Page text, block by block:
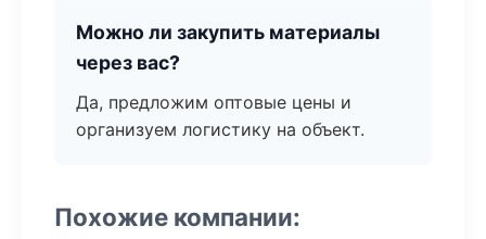
Можно ли закупить материалы
через вас?
Да, предложим оптовые цены и
организуем логистику на объект.
Похожие компании: